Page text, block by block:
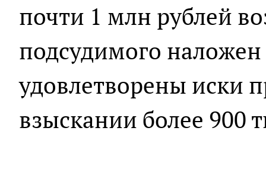
почти 1 млн рублей
подсудимого наложен
удовлетворены иски
взыскании более 900